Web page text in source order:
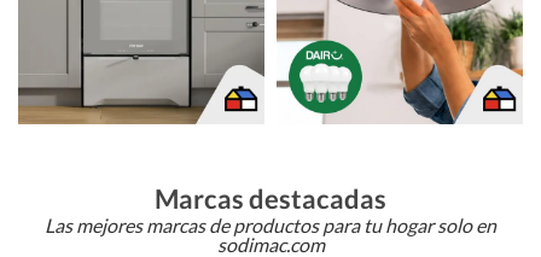
Marcas destacadas
Las mejores marcas de productos para tu hogar solo en
sodimac.com